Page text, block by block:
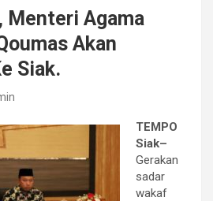
Menteri Agama
Akan
Siak.
TEMPO
Siak–
Gerakan
sadar
wakaf